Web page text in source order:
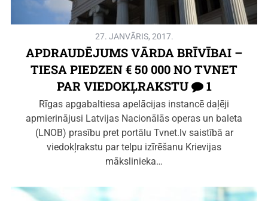
27. JANVĀRIS, 2017.
APDRAUDĒJUMS VĀRDA BRĪVĪBAI –
TIESA PIEDZEN € 50 000 NO TVNET
PAR VIEDOKĻRAKSTU
1
Rīgas apgabaltiesa apelācijas instancē daļēji
apmierinājusi Latvijas Nacionālās operas un baleta
(LNOB) prasību pret portālu Tvnet.lv saistībā ar
viedokļrakstu par telpu izīrēšanu Krievijas
mākslinieka…